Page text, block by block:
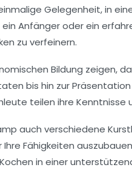
Gelegenheit, in
Anfänger oder ein
zu verfeinern.
Bildung zeigen,
bis hin zur
teilen ihre
auch verschiedene
Fähigkeiten
in einer